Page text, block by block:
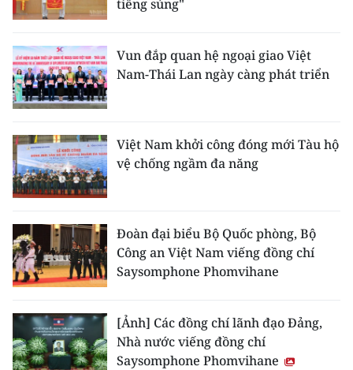
tiếng súng"
Vun đắp quan hệ ngoại giao Việt
Nam-Thái Lan ngày càng phát triển
Việt Nam khởi công đóng mới Tàu hộ
vệ chống ngầm đa năng
Đoàn đại biểu Bộ Quốc phòng, Bộ
Công an Việt Nam viếng đồng chí
Saysomphone Phomvihane
[Ảnh] Các đồng chí lãnh đạo Đảng,
Nhà nước viếng đồng chí
Saysomphone Phomvihane